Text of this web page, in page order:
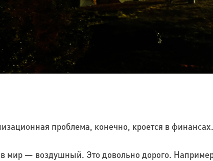
проблема, конечно, кроется в финансах.
— воздушный. Это довольно дорого.